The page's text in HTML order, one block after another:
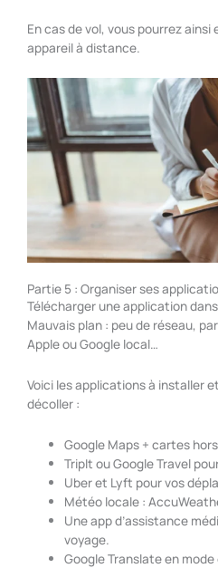
En cas de vol, vous pourrez
appareil à distance.
Partie 5 : Organiser ses
Télécharger une application
Mauvais plan : peu de réseau,
Apple ou Google local…
Voici les applications à installer
décoller :
Google Maps + cartes
TripIt ou Google Travel
Uber et Lyft pour vos
Météo locale :
Une app d’assistance
voyage.
Google Translate en